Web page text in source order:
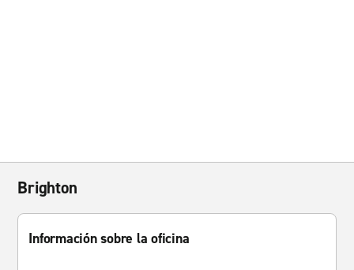
Brighton
Información sobre la oficina